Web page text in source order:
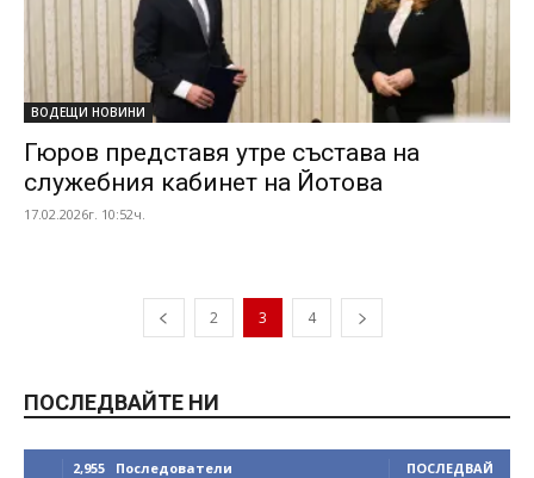
ВОДЕЩИ НОВИНИ
Гюров представя утре състава на
служебния кабинет на Йотова
17.02.2026г. 10:52ч.
2 3 4
ПОСЛЕДВАЙТЕ НИ
2,955 Последователи ПОСЛЕДВАЙ